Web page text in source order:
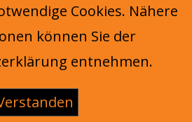
Cookies. Nähere
können Sie der
entnehmen.